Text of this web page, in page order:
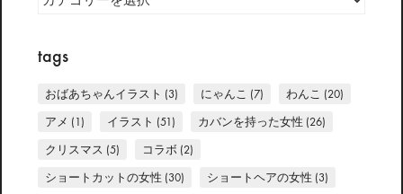
tags
おばあちゃんイラスト (3) にゃんこ (7) わんこ (20)
アメ (1) イラスト (51) カバンを持った女性 (26)
クリスマス (5) コラボ (2)
ショートカットの女性 (30) ショートヘアの女性 (3)